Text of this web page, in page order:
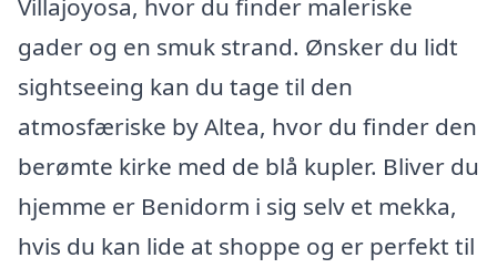
Villajoyosa, hvor du finder maleriske
gader og en smuk strand. Ønsker du lidt
sightseeing kan du tage til den
atmosfæriske by Altea, hvor du finder den
berømte kirke med de blå kupler. Bliver du
hjemme er Benidorm i sig selv et mekka,
hvis du kan lide at shoppe og er perfekt til